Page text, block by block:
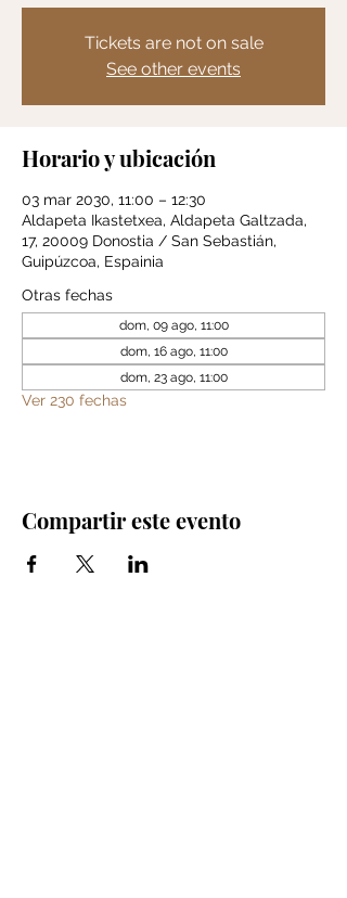
Tickets are not on sale
See other events
Horario y ubicación
03 mar 2030, 11:00 – 12:30
Aldapeta Ikastetxea, Aldapeta Galtzada,
17, 20009 Donostia / San Sebastián,
Guipúzcoa, Espainia
Otras fechas
dom, 09 ago, 11:00
dom, 16 ago, 11:00
dom, 23 ago, 11:00
Ver 230 fechas
Compartir este evento